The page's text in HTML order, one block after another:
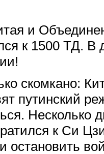
и
к 1500 ТД. В
скомкано:
путинский
Несколько
к Си
остановить